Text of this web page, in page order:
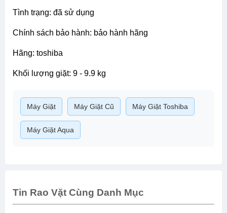
tình trạng: đã sử dụng
chính sách bảo hành: bảo hành hãng
hãng: toshiba
khối lượng giặt: 9 - 9.9 kg
Máy Giặt Máy Giặt Cũ Máy Giặt Toshiba
Máy Giặt Aqua
Tin Rao Vặt Cùng Danh Mục